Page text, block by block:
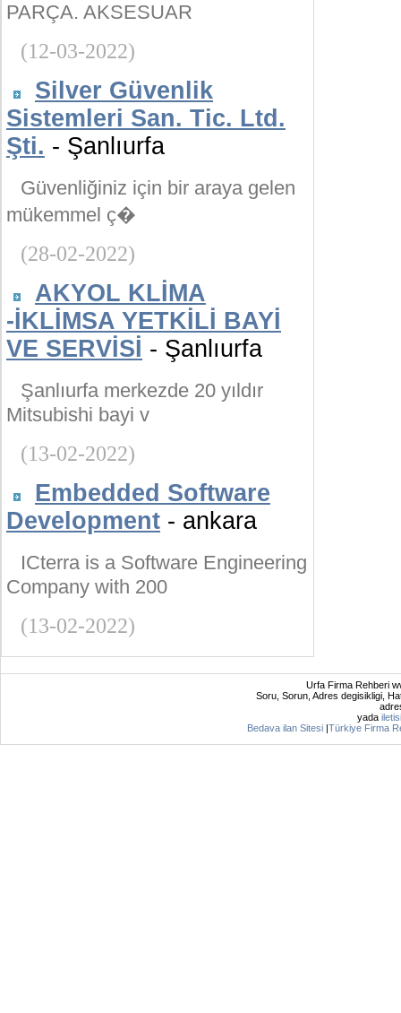
PARÇA. AKSESUAR
(12-03-2022)
Silver Güvenlik
Sistemleri San. Tic. Ltd.
Şti. - Şanlıurfa
Güvenliğiniz için bir araya gelen
mükemmel ç�
(28-02-2022)
AKYOL KLİMA
-İKLİMSA YETKİLİ BAYİ
VE SERVİSİ - Şanlıurfa
Şanlıurfa merkezde 20 yıldır
Mitsubishi bayi v
(13-02-2022)
Embedded Software
Development - ankara
ICterra is a Software Engineering
Company with 200
(13-02-2022)
Urfa Firma Rehberi
Soru, Sorun, Adres degisikligi,
yada
Bedava ilan Sitesi |Türkiye Firma